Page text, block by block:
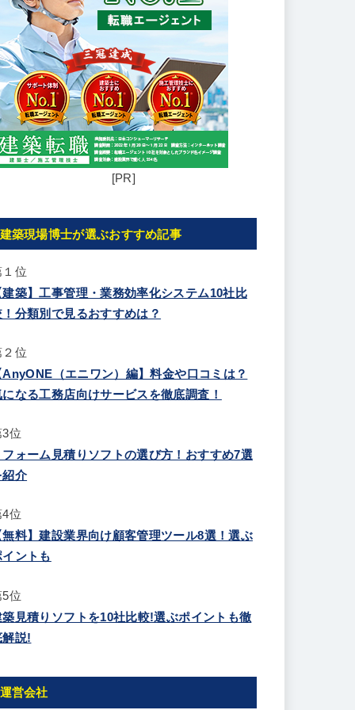
[PR]
建築現場博士が選ぶおすすめ記事
１位
建築】工事管理・業務効率化システム10社比
！分類別で見るおすすめは？
２位
AnyONE（エニワン）編】料金や口コミは？
になる工務店向けサービスを徹底調査！
3位
フォーム見積りソフトの選び方！おすすめ7選
紹介
4位
無料】建設業界向け顧客管理ツール8選！選ぶ
イントも
5位
築見積りソフトを10社比較!選ぶポイントも徹
解説!
運営会社